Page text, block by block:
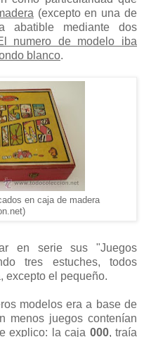
(excepto en una de
abatible mediante dos
numero de modelo iba
blanco.
en caja de madera
en serie sus "Juegos
tres estuches, todos
excepto el pequeño.
modelos era a base de
menos juegos contenían
explico: la caja 000, traía